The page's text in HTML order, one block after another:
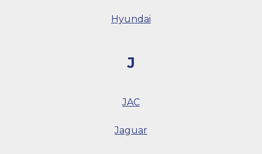
Hyundai
J
JAC
Jaguar